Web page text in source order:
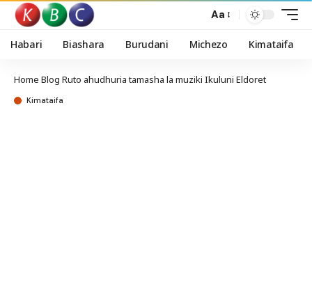
Aa
Habari Biashara Burudani Michezo Kimataifa
Home Blog Ruto ahudhuria tamasha la muziki Ikuluni Eldoret
Kimataifa